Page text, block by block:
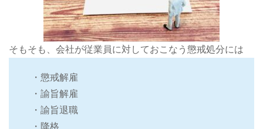
そもそも、会社が従業員に対しておこなう懲戒処分には
・懲戒解雇
・諭旨解雇
・諭旨退職
・降格